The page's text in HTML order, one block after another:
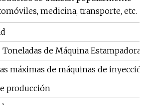
medicina, transporte, etc.
de Máquina Estampadora.
máximas de máquinas de inyección
producción